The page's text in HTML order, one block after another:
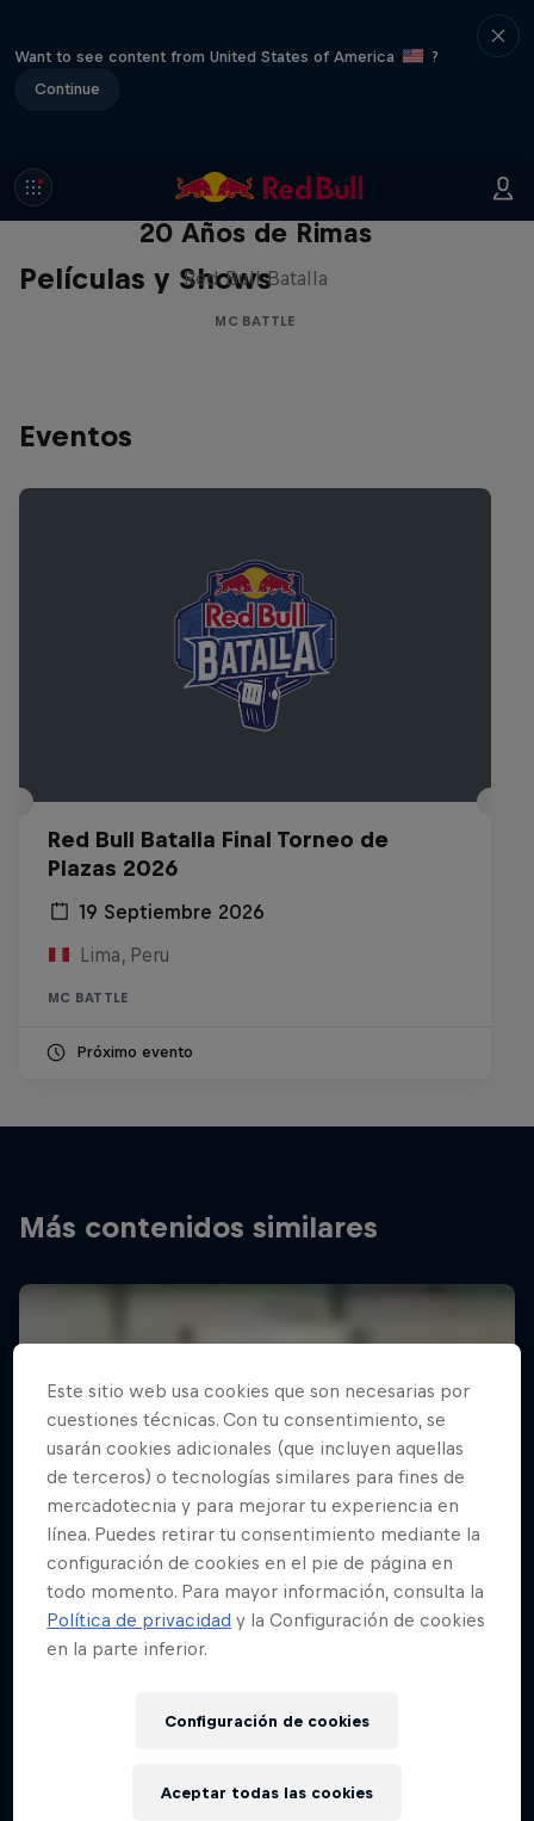
Want to see content from United States of America
?
Continue
Películas y Shows
Red Bull Batalla Nueva Historia:
20 Años de Rimas
Red Bull Batalla
MC BATTLE
Eventos
Red Bull Batalla Final Torneo de
Plazas 2026
19 Septiembre 2026
Lima, Peru
MC BATTLE
Próximo evento
Más contenidos similares
Este sitio web usa cookies que son necesarias por
cuestiones técnicas. Con tu consentimiento, se
usarán cookies adicionales (que incluyen aquellas
de terceros) o tecnologías similares para fines de
mercadotecnia y para mejorar tu experiencia en
línea. Puedes retirar tu consentimiento mediante la
configuración de cookies en el pie de página en
todo momento. Para mayor información, consulta la
Política de privacidad y la Configuración de cookies
en la parte inferior.
Configuración de cookies
Aceptar todas las cookies